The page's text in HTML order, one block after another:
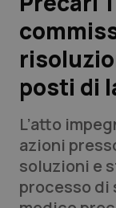
Scienza e
Studi e Analisi
Lettere al
Edizioni
QS Pro
posti di
L’atto
azioni
soluzioni e
processo di